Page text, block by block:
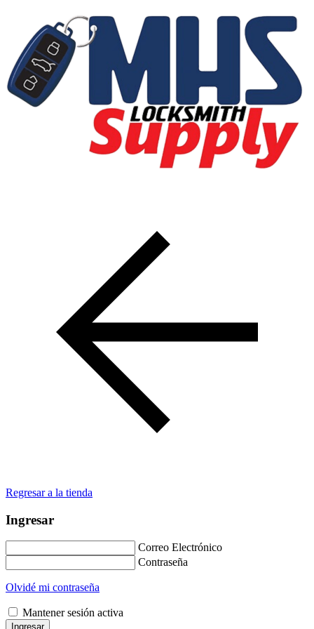
Regresar a la tienda
Ingresar
Correo Electrónico
Contraseña
Olvidé mi contraseña
Mantener sesión activa